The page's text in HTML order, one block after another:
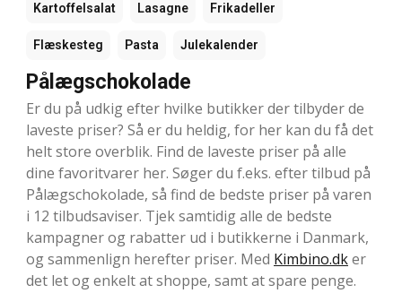
Kartoffelsalat Lasagne Frikadeller
Flæskesteg Pasta Julekalender
Pålægschokolade
Er du på udkig efter hvilke butikker der tilbyder de
laveste priser? Så er du heldig, for her kan du få det
helt store overblik. Find de laveste priser på alle
dine favoritvarer her. Søger du f.eks. efter tilbud på
Pålægschokolade, så find de bedste priser på varen
i 12 tilbudsaviser. Tjek samtidig alle de bedste
kampagner og rabatter ud i butikkerne i Danmark,
og sammenlign herefter priser. Med Kimbino.dker
det let og enkelt at shoppe, samt at spare penge.